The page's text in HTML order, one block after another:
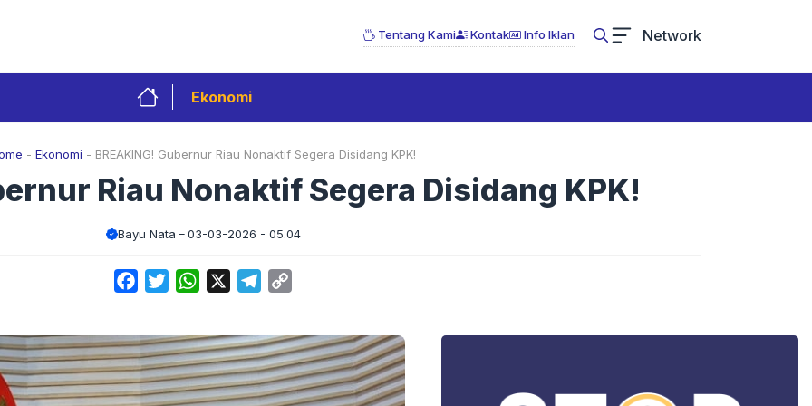
Tentang Kami Kontak Info Iklan Network
Ekonomi
- Ekonomi - BREAKING! Gubernur Riau Nonaktif Segera Disidang KPK!
Riau Nonaktif Segera Disidang KPK!
Bayu Nata 03-03-2026 - 05.04
FacebookTwitterWhatsApp Telegram